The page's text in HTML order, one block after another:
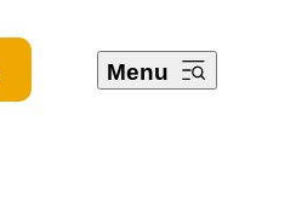
Menu